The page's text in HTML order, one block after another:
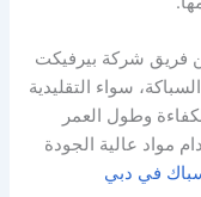
فريق شركة بيرفيكت
سواء التقليدية
وطول العمر
مواد عالية الجودة
في دبي